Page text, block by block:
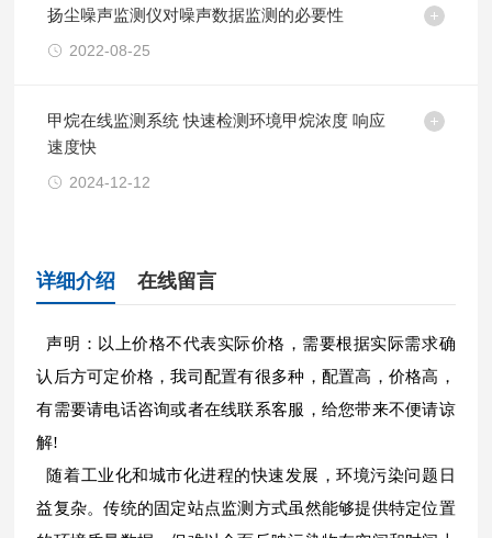
扬尘噪声监测仪对噪声数据监测的必要性
2022-08-25
甲烷在线监测系统 快速检测环境甲烷浓度 响应
速度快
2024-12-12
详细介绍 在线留言
声明：以上价格不代表实际价格，需要根据实际需求确
认后方可定价格，我司配置有很多种，配置高，价格高，
有需要请电话咨询或者在线联系客服，给您带来不便请谅
解!
随着工业化和城市化进程的快速发展，环境污染问题日
益复杂。传统的固定站点监测方式虽然能够提供特定位置